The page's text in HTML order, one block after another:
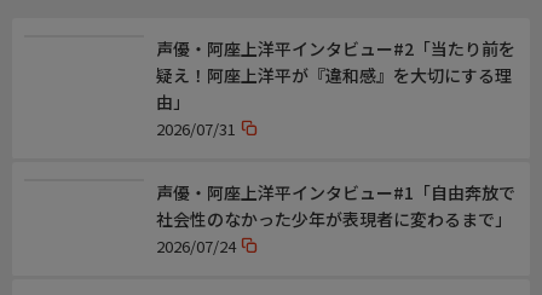
声優・阿座上洋平インタビュー#2「当たり前を
疑え！阿座上洋平が『違和感』を大切にする理
由」
2026/07/31
声優・阿座上洋平インタビュー#1「自由奔放で
社会性のなかった少年が表現者に変わるまで」
2026/07/24